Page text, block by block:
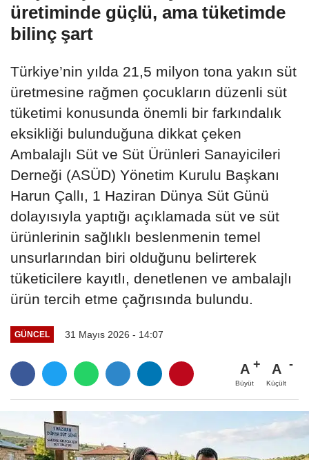
üretiminde güçlü, ama tüketimde
bilinç şart
Türkiye’nin yılda 21,5 milyon tona yakın süt
üretmesine rağmen çocukların düzenli süt
tüketimi konusunda önemli bir farkındalık
eksikliği bulunduğuna dikkat çeken
Ambalajlı Süt ve Süt Ürünleri Sanayicileri
Derneği (ASÜD) Yönetim Kurulu Başkanı
Harun Çallı, 1 Haziran Dünya Süt Günü
dolayısıyla yaptığı açıklamada süt ve süt
ürünlerinin sağlıklı beslenmenin temel
unsurlarından biri olduğunu belirterek
tüketicilere kayıtlı, denetlenen ve ambalajlı
ürün tercih etme çağrısında bulundu.
GÜNCEL 31 Mayıs 2026 - 14:07
A
Büyüt
A
Küçült